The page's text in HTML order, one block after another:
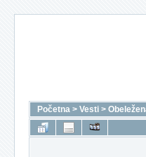
Početna > Vesti >